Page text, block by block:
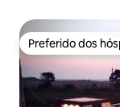
Preferido dos
Preferido dos